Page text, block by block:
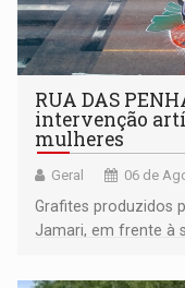
RUA DAS
intervenção
mulheres
Geral 06 de
Grafites produzidos
Jamari, em frente à
da Penha e o